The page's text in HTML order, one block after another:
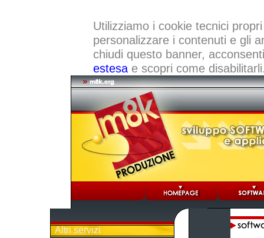
Utilizziamo i cookie tecnici
personalizzare i contenuti e gli
chiudi questo banner,
estesae scopri come
Altri servizi